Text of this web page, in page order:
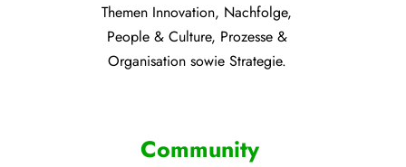
Themen Innovation, Nachfolge,
People & Culture, Prozesse &
Organisation sowie Strategie.
Community